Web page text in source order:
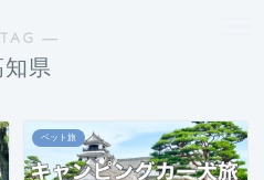
―
知県
ペット旅